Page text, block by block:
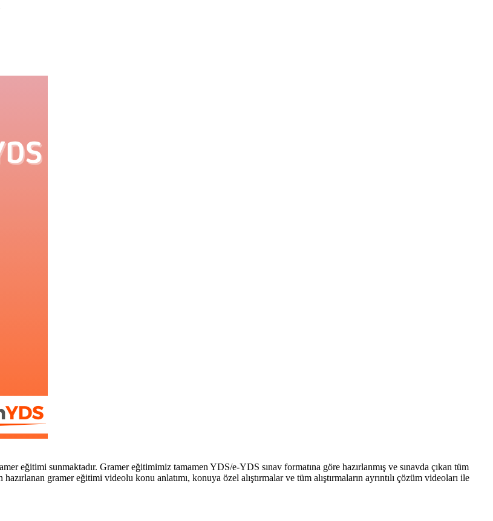
eğitimi sunmaktadır. Gramer eğitimimiz tamamen YDS/e-YDS sınav formatına göre hazırlanmış ve sınavda çıkan tüm
gramer eğitimi videolu konu anlatımı, konuya özel alıştırmalar ve tüm alıştırmaların ayrıntılı çözüm videoları ile